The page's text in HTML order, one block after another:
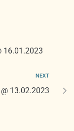
16.01.2023
NEXT
13.02.2023